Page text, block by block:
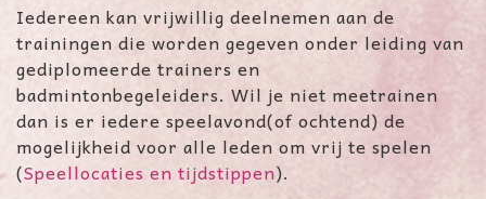
Iedereen kan vrijwillig deelnemen aan de
trainingen die worden gegeven onder leiding van
gediplomeerde trainers en
badmintonbegeleiders. Wil je niet meetrainen
dan is er iedere speelavond(of ochtend) de
mogelijkheid voor alle leden om vrij te spelen
(Speellocaties en tijdstippen).